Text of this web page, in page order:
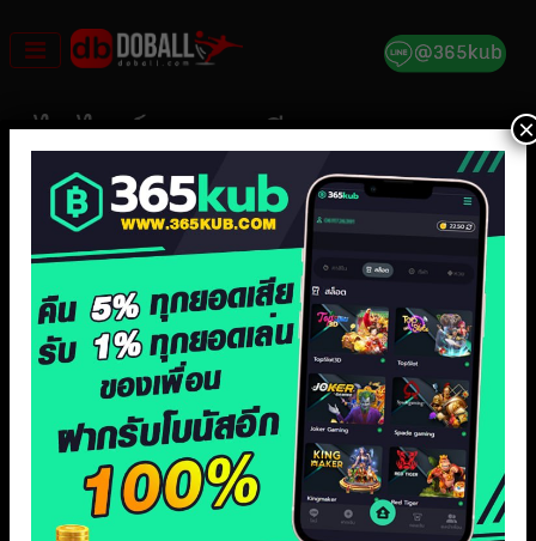
to
content
ไฮไลท์ เยอรมนี พบ ยูเครน ยู
ฟ่า เนชั่นส์ลีก
×